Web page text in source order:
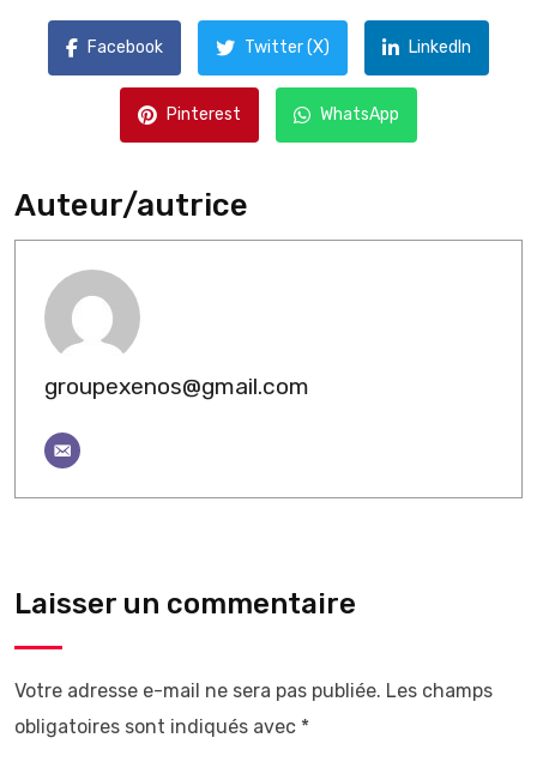
Facebook Twitter (X) LinkedIn
Pinterest WhatsApp
Auteur/autrice
groupexenos@gmail.com
Laisser un commentaire
Votre adresse e-mail ne sera pas publiée. Les champs
obligatoires sont indiqués avec *